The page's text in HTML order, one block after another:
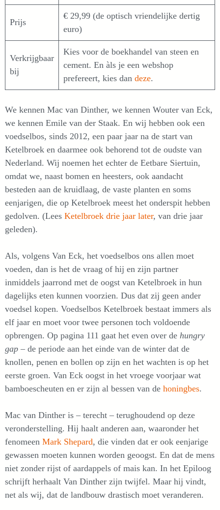
Prijs
€ 29,99 (de optisch vriendelijke dertig
euro)
Verkrijgbaar
bij
Kies voor de boekhandel van steen en
cement. En àls je een webshop
prefereert, kies dan deze.
We kennen Mac van Dinther, we kennen Wouter van Eck,
we kennen Emile van der Staak. En wij hebben ook een
voedselbos, sinds 2012, een paar jaar na de start van
Ketelbroek en daarmee ook behorend tot de oudste van
Nederland. Wij noemen het echter de Eetbare Siertuin,
omdat we, naast bomen en heesters, ook aandacht
besteden aan de kruidlaag, de vaste planten en soms
eenjarigen, die op Ketelbroek meest het onderspit hebben
gedolven. (Lees Ketelbroek drie jaar later, van drie jaar
geleden).
Als, volgens Van Eck, het voedselbos ons allen moet
voeden, dan is het de vraag of hij en zijn partner
inmiddels jaarrond met de oogst van Ketelbroek in hun
dagelijks eten kunnen voorzien. Dus dat zij geen ander
voedsel kopen. Voedselbos Ketelbroek bestaat immers als
elf jaar en moet voor twee personen toch voldoende
opbrengen. Op pagina 111 gaat het even over de hungry
gap – de periode aan het einde van de winter dat de
knollen, penen en bollen op zijn en het wachten is op het
eerste groen. Van Eck oogst in het vroege voorjaar wat
bamboescheuten en er zijn al bessen van de honingbes.
Mac van Dinther is – terecht – terughoudend op deze
veronderstelling. Hij haalt anderen aan, waaronder het
fenomeen Mark Shepard, die vinden dat er ook eenjarige
gewassen moeten kunnen worden geoogst. En dat de mens
niet zonder rijst of aardappels of mais kan. In het Epiloog
schrijft herhaalt Van Dinther zijn twijfel. Maar hij vindt,
net als wij, dat de landbouw drastisch moet veranderen.